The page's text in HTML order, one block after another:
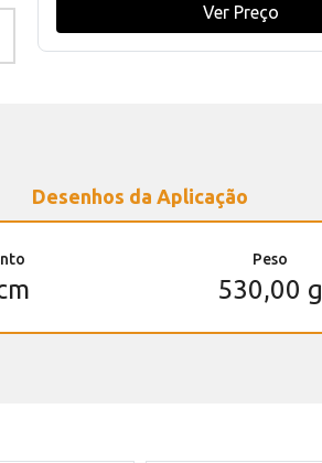
Ver Preço
Desenhos da Aplicação
Peso
530,00 g